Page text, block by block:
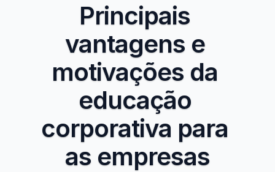
Principais
vantagens e
motivações da
educação
corporativa para
as empresas